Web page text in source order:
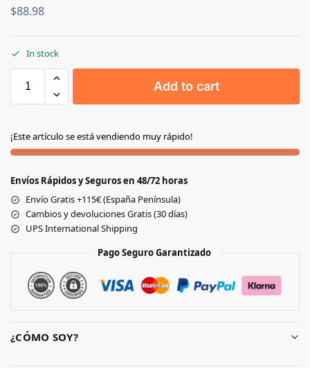
$88.98
In stock
Add to cart
¡Este artículo se está vendiendo muy rápido!
Envíos Rápidos y Seguros en 48/72 horas
Envío Gratis +115€ (España Península)
Cambios y devoluciones Gratis (30 días)
UPS International Shipping
Pago Seguro Garantizado
¿CÓMO SOY?